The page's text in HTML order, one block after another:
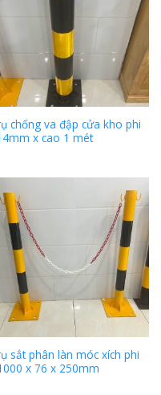
chống va đập cửa kho phi
x cao 1 mét
sắt phân làn móc xích phi
x 76 x 250mm